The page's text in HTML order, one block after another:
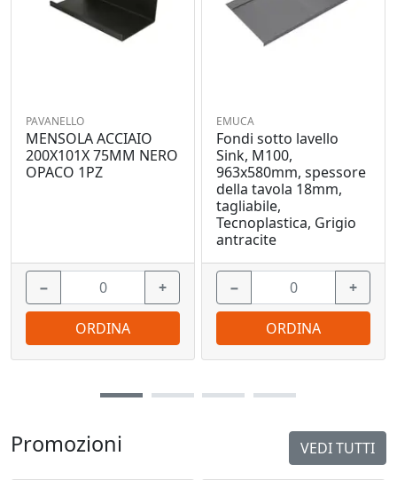
Promozioni VEDI TUTTI
PAVANELLO
MENSOLA ACCIAIO
200X101X 75MM NERO
OPACO 1PZ
− +
ORDINA
EMUCA
Fondi sotto lavello
Sink, M100,
963x580mm, spessore
della tavola 18mm,
tagliabile,
Tecnoplastica, Grigio
antracite
− +
ORDINA